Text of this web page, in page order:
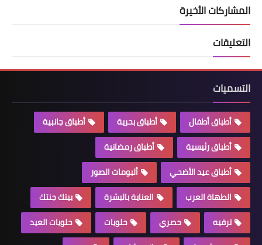
المشاركات الأخيرة
التعليقات
التسميات
أطباق أطفال أطباق بحرية
أطباق جانبية
أطباق رئيسية
أطباق رمضانية
أطباق عيد الأضحي
ألبومات الصور
الطهاة العرب
العناية بالبشرة
بيتك جنتك
ترفيه
حصري حلويات
حلويات العيد